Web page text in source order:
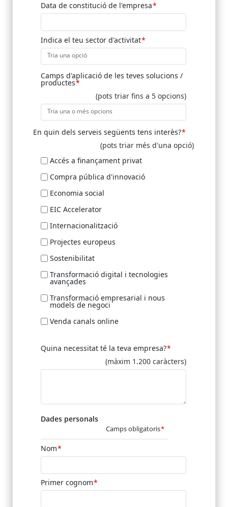
Data de constitució de l'empresa
Indica el teu sector d'activitat
Tria una opció
Camps d'aplicació de les teves solucions /
productes
(pots triar fins a 5 opcions)
Tria una o més opcions
En quin dels serveis següents tens interès?
(pots triar més d'una opció)
Accés a finançament privat
Compra pública d'innovació
Economia social
EIC Accelerator
Internacionalització
Projectes europeus
Sostenibilitat
Transformació digital i tecnologies
avançades
Transformació empresarial i nous
models de negoci
Venda canals online
Quina necessitat té la teva empresa?
(màxim 1.200 caràcters)
Dades personals
Camps obligatoris
Nom
Primer cognom